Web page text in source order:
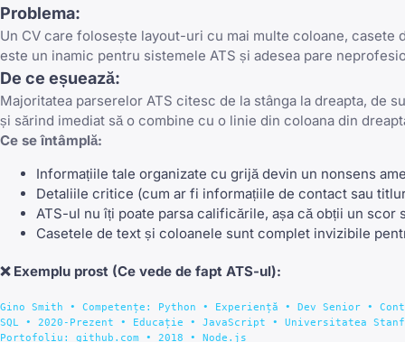
Problema:
Un CV care folosește layout-uri cu mai multe coloane,
este un inamic pentru sistemele ATS și adesea pare
De ce eșuează:
Majoritatea parserelor ATS citesc de la stânga la dreapta, de
și sărind imediat să o combine cu o linie din coloana din
Ce se întâmplă:
Informațiile tale organizate cu grijă devin un nonsens
Detaliile critice (cum ar fi informațiile de contact sau
ATS-ul nu îți poate parsa calificările, așa că obții un
Casetele de text și coloanele sunt complet invizibile
❌ Exemplu prost (Ce vede de fapt ATS-ul):
Gino Smith • Competențe: Python • Experiență • Dev Senior •
SQL • 2020-Prezent • Educație • JavaScript • Universitatea